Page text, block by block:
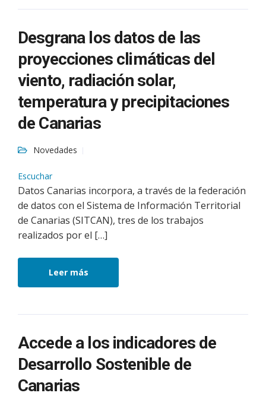
Desgrana los datos de las
proyecciones climáticas del
viento, radiación solar,
temperatura y precipitaciones
de Canarias
Novedades
Escuchar
Datos Canarias incorpora, a través de la federación
de datos con el Sistema de Información Territorial
de Canarias (SITCAN), tres de los trabajos
realizados por el […]
Leer más
Accede a los indicadores de
Desarrollo Sostenible de
Canarias